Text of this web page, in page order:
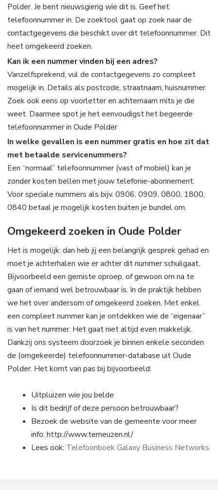
Polder. Je bent nieuwsgierig wie dit is. Geef het
telefoonnummer in. De zoektool gaat op zoek naar de
contactgegevens die beschikt over dit telefoonnummer. Dit
heet omgekeerd zoeken.
Kan ik een nummer vinden bij een adres?
Vanzelfsprekend, vul de contactgegevens zo compleet
mogelijk in. Details als postcode, straatnaam, huisnummer.
Zoek ook eens op voorletter en achternaam mits je die
weet. Daarmee spot je het eenvoudigst het begeerde
telefoonnummer in Oude Polder
In welke gevallen is een nummer gratis en hoe zit dat
met betaalde servicenummers?
Een “normaal” telefoonnummer (vast of mobiel) kan je
zonder kosten bellen met jouw telefonie-abonnement.
Voor speciale nummers als bijv. 0906, 0909, 0800, 1800,
0840 betaal je mogelijk kosten buiten je bundel om.
Omgekeerd zoeken in Oude Polder
Het is mogelijk: dan heb jij een belangrijk gesprek gehad en
moet je achterhalen wie er achter dit nummer schuilgaat.
Bijvoorbeeld een gemiste oproep, of gewoon om na te
gaan of iemand wel betrouwbaar is. In de praktijk hebben
we het over andersom of omgekeerd zoeken. Met enkel
een compleet nummer kan je ontdekken wie de “eigenaar”
is van het nummer. Het gaat niet altijd even makkelijk.
Dankzij ons systeem doorzoek je binnen enkele seconden
de (omgekeerde) telefoonnummer-database uit Oude
Polder. Het komt van pas bij bijvoorbeeld:
Uitpluizen wie jou belde
Is dit bedrijf of deze persoon betrouwbaar?
Bezoek de website van de gemeente voor meer
info: http://www.terneuzen.nl/
Lees ook: Telefoonboek Galaxy Business Networks.